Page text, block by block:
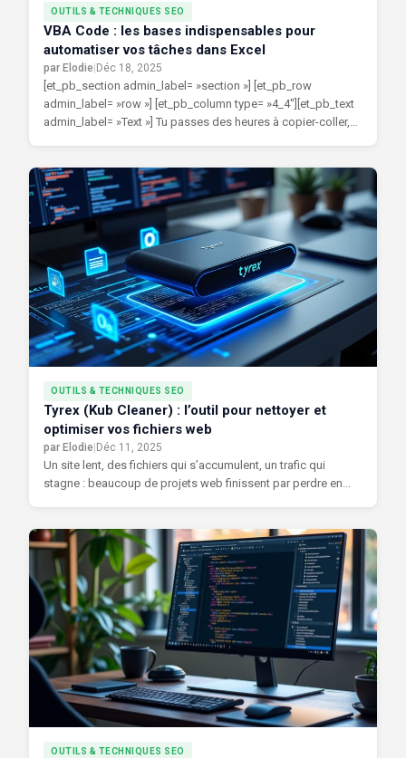
OUTILS & TECHNIQUES SEO
VBA Code : les bases indispensables pour
automatiser vos tâches dans Excel
par Elodie Déc 18, 2025
[et_pb_section admin_label= »section »] [et_pb_row
admin_label= »row »] [et_pb_column type= »4_4″][et_pb_text
admin_label= »Text »] Tu passes des heures à copier-coller,
OUTILS & TECHNIQUES SEO
Tyrex (Kub Cleaner) : l’outil pour nettoyer et
optimiser vos fichiers web
par Elodie Déc 11, 2025
Un site lent, des fichiers qui s’accumulent, un trafic qui
stagne : beaucoup de projets web finissent par perdre en...
OUTILS & TECHNIQUES SEO